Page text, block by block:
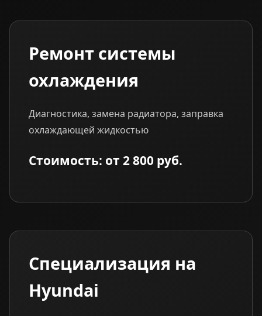
Ремонт системы
охлаждения
Диагностика, замена радиатора, заправка
охлаждающей жидкостью
Стоимость: от 2 800 руб.
Специализация на
Hyundai